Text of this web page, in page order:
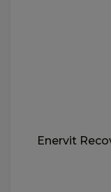
Enervit